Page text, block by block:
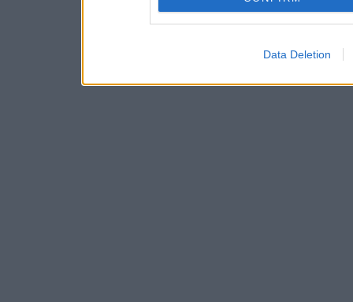
Data Deletion